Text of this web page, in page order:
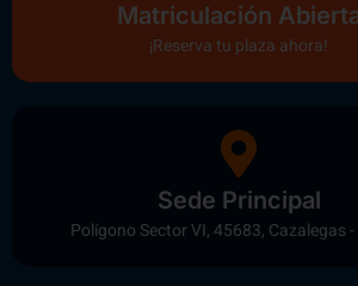
Matriculación
¡Reserva tu plaza ahora!
Sede Principal
Polígono Sector VI, 45683, Cazalegas -